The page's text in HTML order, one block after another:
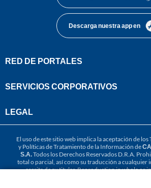
Descarga nuestra app en
RED DE PORTALES
SERVICIOS CORPORATIVOS
LEGAL
El uso de este sitio web implica la aceptación de los
y Políticas de Tratamiento de la Información de
S.A.Todos los Derechos Reservados D.R.A.
total o parcial, así como su traducción a cualquier
escrita de su titular. Reproduction in whole or